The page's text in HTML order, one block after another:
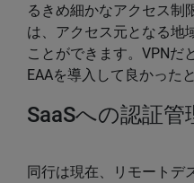
るきめ細かなアクセス制
は、アクセス元となる地
ことができます。VPNだ
EAAを導入して良かった
SaaSへの認証
同行は現在、リモートデ